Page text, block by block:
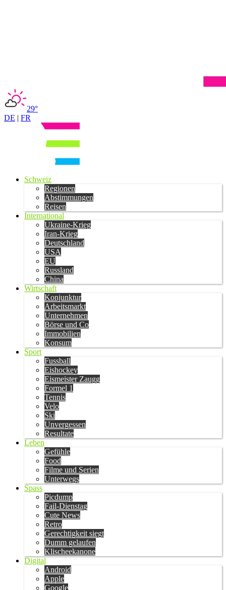
29°
DE | FR
Schweiz
Regionen
Abstimmungen
Reisen
International
Ukraine-Krieg
Iran-Krieg
Deutschland
USA
EU
Russland
China
Wirtschaft
Konjunktur
Arbeitsmarkt
Unternehmen
Börse und Co
Immobilien
Konsum
Sport
Fussball
Eishockey
Eismeister Zaugg
Formel 1
Tennis
Velo
Ski
Unvergessen
Resultate
Leben
Gefühle
Food
Filme und Serien
Unterwegs
Spass
Picdump
Fail-Dienstag
Cute News
Retro
Gerechtigkeit siegt
Dumm gelaufen
Klischeekanone
Digital
Android
Apple
Google